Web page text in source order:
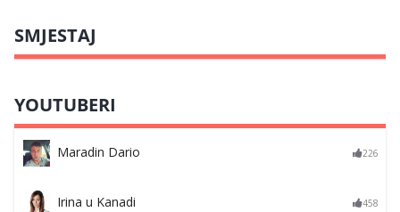
SMJESTAJ
YOUTUBERI
Maradin Dario 226
Irina u Kanadi 458